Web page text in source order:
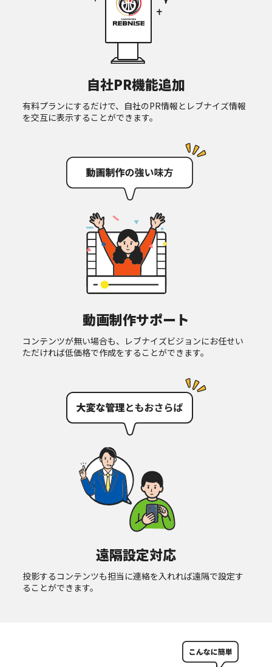
自社PR機能追加
有料プランにするだけで、自社のPR情報とレブナイズ情報
を交互に表示することができます。
動画制作サポート
コンテンツが無い場合も、レブナイズビジョンにお任せい
ただければ低価格で作成をすることができます。
遠隔設定対応
投影するコンテンツも担当に連絡を入れれば遠隔で設定す
ることができます。